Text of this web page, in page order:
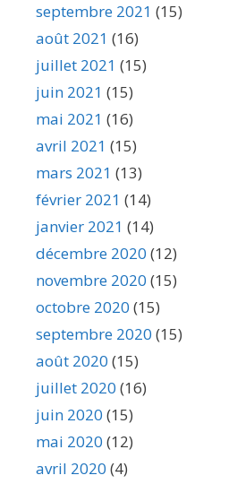
septembre 2021 (15)
août 2021 (16)
juillet 2021 (15)
juin 2021 (15)
mai 2021 (16)
avril 2021 (15)
mars 2021 (13)
février 2021 (14)
janvier 2021 (14)
décembre 2020 (12)
novembre 2020 (15)
octobre 2020 (15)
septembre 2020 (15)
août 2020 (15)
juillet 2020 (16)
juin 2020 (15)
mai 2020 (12)
avril 2020 (4)